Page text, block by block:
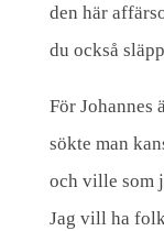
den här
du också
För Johannes
sökte man
och ville som
Jag vill ha